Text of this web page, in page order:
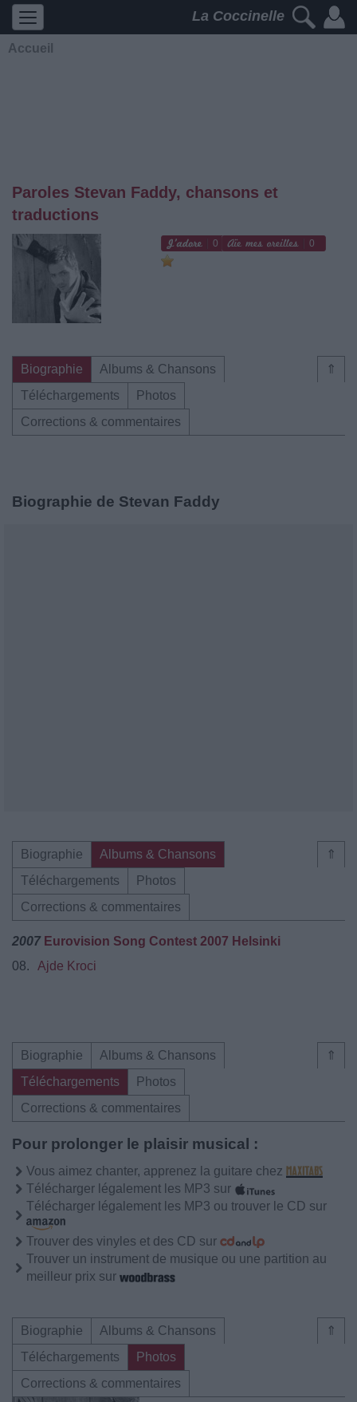
La Coccinelle
Accueil
Paroles Stevan Faddy, chansons et
traductions
0 0
⇑
Biographie
Albums & Chansons
Téléchargements
Photos
Corrections & commentaires
Biographie de Stevan Faddy
⇑
Biographie
Albums & Chansons
Téléchargements
Photos
Corrections & commentaires
2007 Eurovision Song Contest 2007 Helsinki
08.
Ajde Kroci
⇑
Biographie
Albums & Chansons
Téléchargements
Photos
Corrections & commentaires
Pour prolonger le plaisir musical :
Vous aimez chanter, apprenez la guitare chez
Télécharger légalement les MP3 sur
Télécharger légalement les MP3 ou trouver le CD sur
Trouver des vinyles et des CD sur
Trouver un instrument de musique ou une partition au
meilleur prix sur
⇑
Biographie
Albums & Chansons
Téléchargements
Photos
Corrections & commentaires